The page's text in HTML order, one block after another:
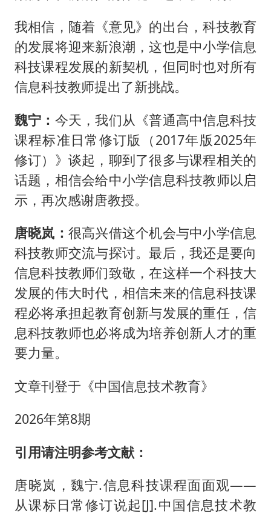
我相信，随着《意见》的出台，科技教育
的发展将迎来新浪潮，这也是中小学信息
科技课程发展的新契机，但同时也对所有
信息科技教师提出了新挑战。
魏宁： 今天，我们从《普通高中信息科技
课程标准日常修订版（2017年版2025年
修订）》谈起，聊到了很多与课程相关的
话题，相信会给中小学信息科技教师以启
示，再次感谢唐教授。
唐晓岚： 很高兴借这个机会与中小学信息
科技教师交流与探讨。最后，我还是要向
信息科技教师们致敬，在这样一个科技大
发展的伟大时代，相信未来的信息科技课
程必将承担起教育创新与发展的重任，信
息科技教师也必将成为培养创新人才的重
要力量。
文章刊登于《中国信息技术教育》
2026年第8期
引用请注明参考文献：
唐晓岚，魏宁.信息科技课程面面观——
从课标日常修订说起[J].中国信息技术教